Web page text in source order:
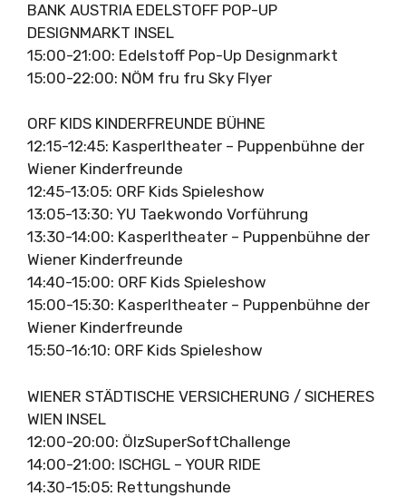
BANK AUSTRIA EDELSTOFF POP-UP
DESIGNMARKT INSEL
15:00-21:00: Edelstoff Pop-Up Designmarkt
15:00-22:00: NÖM fru fru Sky Flyer
ORF KIDS KINDERFREUNDE BÜHNE
12:15-12:45: Kasperltheater – Puppenbühne der
Wiener Kinderfreunde
12:45-13:05: ORF Kids Spieleshow
13:05-13:30: YU Taekwondo Vorführung
13:30-14:00: Kasperltheater – Puppenbühne der
Wiener Kinderfreunde
14:40-15:00: ORF Kids Spieleshow
15:00-15:30: Kasperltheater – Puppenbühne der
Wiener Kinderfreunde
15:50-16:10: ORF Kids Spieleshow
WIENER STÄDTISCHE VERSICHERUNG / SICHERES
WIEN INSEL
12:00-20:00: ÖlzSuperSoftChallenge
14:00-21:00: ISCHGL – YOUR RIDE
14:30-15:05: Rettungshunde